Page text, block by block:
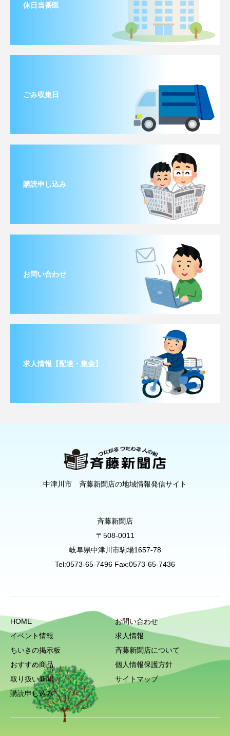
休日当番医
ごみ収集日
購読申し込み
お問い合わせ
求人情報【配達・集金】
中津川市 斉藤新聞店の地域情報発信サイト
斉藤新聞店
〒508-0011
岐阜県中津川市駒場1657-78
Tel:0573-65-7496 Fax:0573-65-7436
HOME
イベント情報
ちいきの掲示板
おすすめ商品
取り扱い新聞
購読申し込み
お問い合わせ
求人情報
斉藤新聞店について
個人情報保護方針
サイトマップ